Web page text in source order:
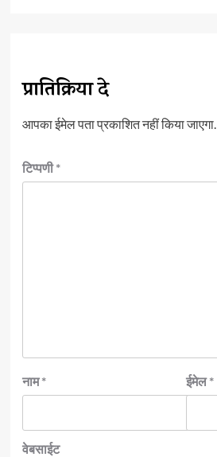
प्रातिक्रिया दे
आपका ईमेल पता प्रकाशित नहीं किया जाएगा.
टिप्पणी*
नाम* ईमेल*
वेबसाईट